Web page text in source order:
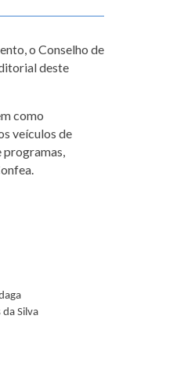
o Conselho de
deste
como
veículos de
programas,
Silva